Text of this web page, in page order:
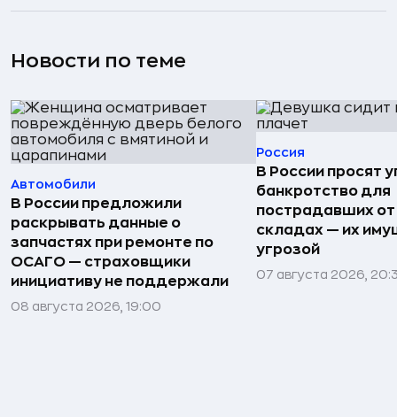
Новости по теме
Автомобили
В России предложили
раскрывать данные о
запчастях при ремонте по
ОСАГО — страховщики
инициативу не поддержали
08 августа 2026, 19:00
Россия
В России просят
банкротство для
пострадавших
складах — их
угрозой
07 августа 2026,